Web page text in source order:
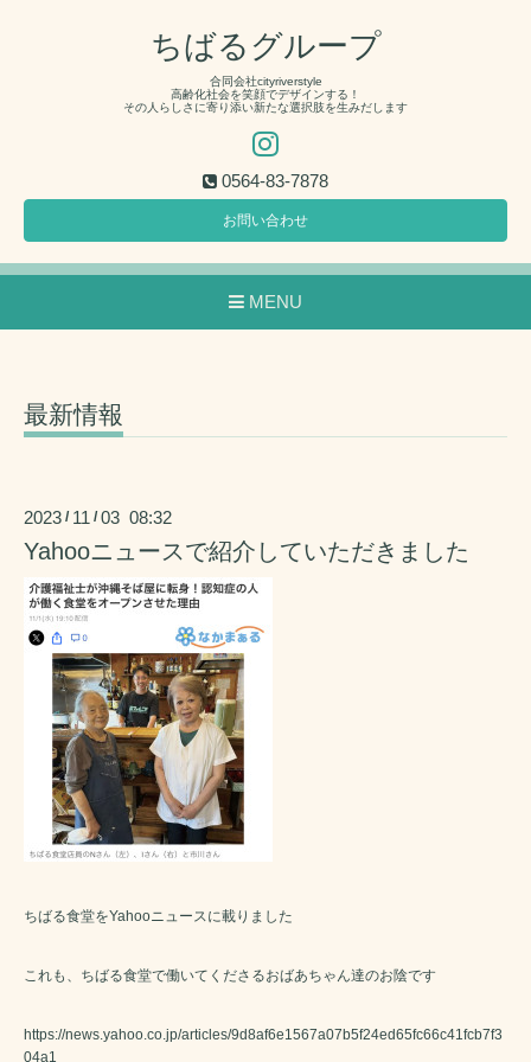
ちばるグループ
合同会社cityriverstyle
高齢化社会を笑顔でデザインする！
その人らしさに寄り添い新たな選択肢を生みだします
0564-83-7878
お問い合わせ
MENU
最新情報
2023 / 11 /03 08:32
Yahooニュースで紹介していただきました
ちばる食堂をYahooニュースに載りました
これも、ちばる食堂で働いてくださるおばあちゃん達のお陰です
https://news.yahoo.co.jp/articles/9d8af6e1567a07b5f24ed65fc66c41fcb7f3
04a1